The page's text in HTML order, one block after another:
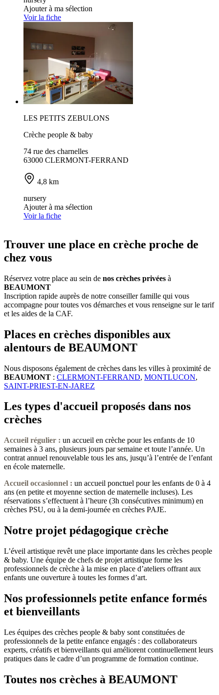
Ajouter à ma sélection
Voir la fiche
LES PETITS ZEBULONS
Crèche people & baby
74 rue des charnelles
63000 CLERMONT-FERRAND
4,8 km
nursery
Ajouter à ma sélection
Voir la fiche
Trouver une place en crèche proche de
chez vous
Réservez votre place au sein de nos crèches privées à
BEAUMONT
Inscription rapide auprès de notre conseiller famille qui vous
accompagne pour toutes vos démarches et vous renseigne sur le tarif
et les aides de la CAF.
Places en crèches disponibles aux
alentours de BEAUMONT
Nous disposons également de crèches dans les villes à proximité de
BEAUMONT : CLERMONT-FERRAND, MONTLUCON,
SAINT-PRIEST-EN-JAREZ
Les types d'accueil proposés dans nos
crèches
Accueil régulier : un accueil en crèche pour les enfants de 10
semaines à 3 ans, plusieurs jours par semaine et toute l’année. Un
contrat annuel renouvelable tous les ans, jusqu’à l’entrée de l’enfant
en école maternelle.
Accueil occasionnel : un accueil ponctuel pour les enfants de 0 à 4
ans (en petite et moyenne section de maternelle incluses). Les
réservations s’effectuent à l’heure (3h consécutives minimum) en
crèches PSU, ou à la demi-journée en crèches PAJE.
Notre projet pédagogique crèche
L’éveil artistique revêt une place importante dans les crèches people
& baby. Une équipe de chefs de projet artistique forme les
professionnels de crèche à la mise en place d’ateliers offrant aux
enfants une ouverture à toutes les formes d’art.
Nos professionnels petite enfance formés
et bienveillants
Les équipes des crèches people & baby sont constituées de
professionnels de la petite enfance engagés : des collaborateurs
experts, créatifs et bienveillants qui améliorent continuellement leurs
pratiques dans le cadre d’un programme de formation continue.
Toutes nos crèches à BEAUMONT